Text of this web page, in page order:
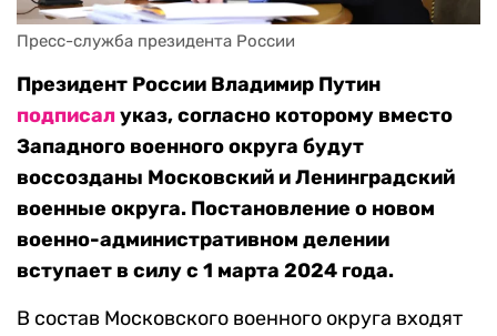
Пресс-служба президента России
Президент России Владимир Путин
подписалуказ, согласно которому вместо
Западного военного округа будут
воссозданы Московский и Ленинградский
военные округа. Постановление о новом
военно-административном делении
вступает в силу с 1 марта 2024 года.
В состав Московского военного округа входят